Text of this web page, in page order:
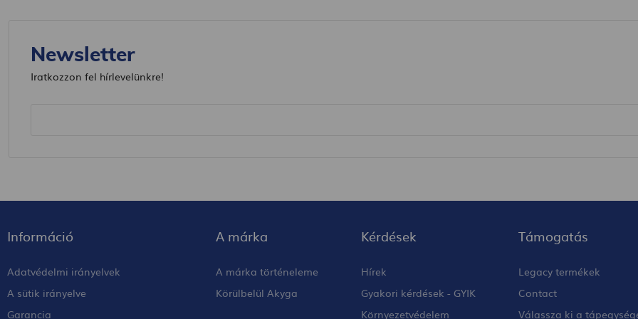
Newsletter
Iratkozzon fel hírlevelünkre!
Információ
Adatvédelmi irányelvek
A sütik irányelve
Garancia
A márka
A márka történeleme
Körülbelül Akyga
Kérdések
Hírek
Gyakori kérdések - GYIK
Környezetvédelem
Támogatás
Legacy termékek
Contact
Válassza ki a